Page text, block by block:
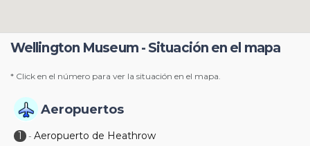
Wellington Museum - Situación en el mapa
* Click en el número para ver la situación en el mapa.
Aeropuertos
1 - Aeropuerto de Heathrow